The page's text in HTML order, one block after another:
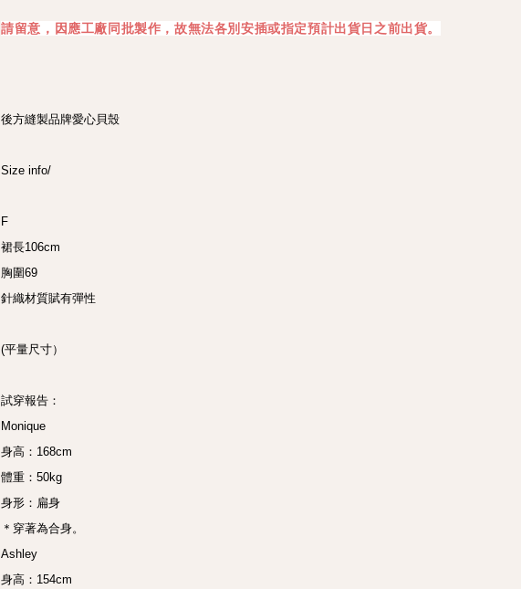
請留意，因應工廠同批製作，故無法各別安插或指定預計出貨日之前出貨。
後方縫製品牌愛心貝殼
Size info/
F
裙長106cm
胸圍69
針織材質賦有彈性
(平量尺寸）
試穿報告：
Monique
身高：168cm
體重：50kg
身形：扁身
＊穿著為合身。
Ashley
身高：154cm